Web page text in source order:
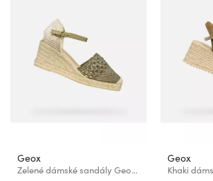
Geox
Zelené dámské sandály Geox Gelsa Low
Geox